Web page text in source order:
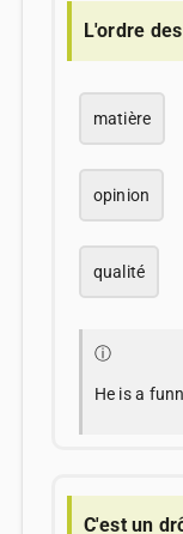
L'ordre
matière
opinion
qualité
ⓘ
He is a
C'est un